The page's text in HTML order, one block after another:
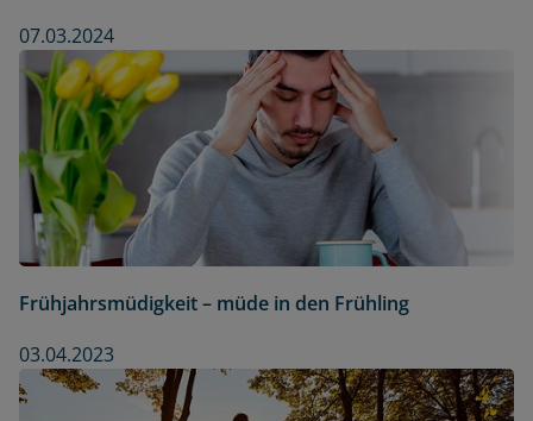
07.03.2024
Frühjahrsmüdigkeit – müde in den Frühling
03.04.2023